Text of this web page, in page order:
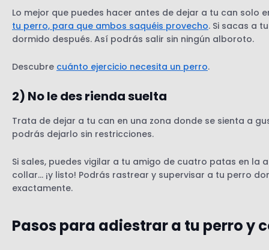
Lo mejor que puedes hacer antes de dejar a tu can solo
tu perro, para que ambos saquéis provecho. Si sacas a
dormido después. Así podrás salir sin ningún alboroto.
Descubre cuánto ejercicio necesita un perro.
2) No le des rienda suelta
Trata de dejar a tu can en una zona donde se sienta a
podrás dejarlo sin restricciones.
Si sales, puedes vigilar a tu amigo de cuatro patas en la
collar… ¡y listo! Podrás rastrear y supervisar a tu perro
exactamente.
Pasos para adiestrar a tu perro y